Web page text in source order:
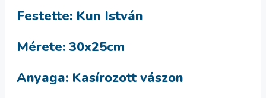
Festette: Kun István
Mérete: 30x25cm
Anyaga: Kasírozott vászon